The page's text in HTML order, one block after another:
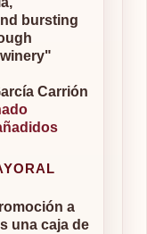
bursting
Carrión
a
una caja de